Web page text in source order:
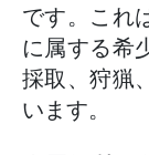
です。これ
に属する希
採取、狩猟
います。